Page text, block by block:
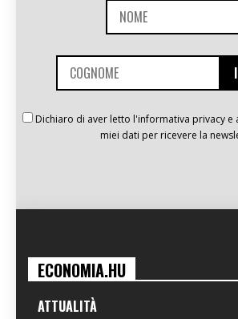
Dichiaro di aver letto l'informativa privacy e
miei dati per ricevere la
ECONOMIA.HU
ATTUALITÀ